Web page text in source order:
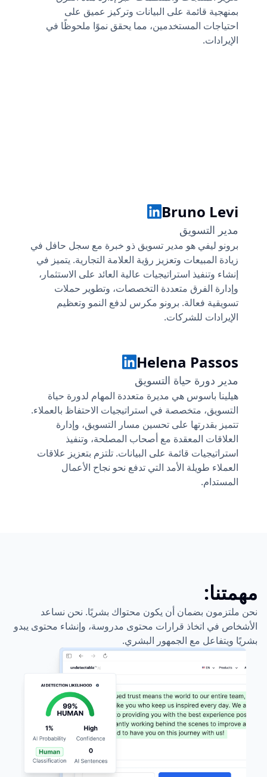
بمنهجية قائمة على البيانات وتركيز عميق على
احتياجات المستخدمين، مما يحقق نموًا ملحوظًا في
الإيرادات.
Bruno Levi
مدير التسويق
برونو ليفي هو مدير تسويق ذو خبرة مع سجل حافل في
زيادة المبيعات وتعزيز رؤية العلامة التجارية. يتميز في
إنشاء وتنفيذ استراتيجيات عالية العائد على الاستثمار،
وإدارة الفرق متعددة التخصصات، وتطوير حملات
تسويقية فعالة. برونو مكرس لدفع النمو وتعظيم
الإيرادات للشركات.
Helena Passos
مدير دورة حياة التسويق
هيلينا باسوس هي مديرة متعددة المهام لدورة حياة
التسويق، متخصصة في استراتيجيات الاحتفاظ بالعملاء.
تتميز بقدرتها على تحسين مسار التسويق، وإدارة
العلاقات المعقدة مع أصحاب المصلحة، وتنفيذ
استراتيجيات قائمة على البيانات. تلتزم بتعزيز علاقات
العملاء طويلة الأمد التي تدفع نحو نجاح الأعمال
المستدام.Helena Passos
مهمتنا:
نحن ملتزمون بضمان أن يكون محتواك بشريًا. نحن نساعد
الأشخاص في اتخاذ قرارات محتوى مدروسة، وإنشاء محتوى يبدو
بشريًا ويتفاعل مع الجمهور البشري.